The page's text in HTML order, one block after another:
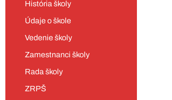
História školy
Údaje o škole
Vedenie školy
Zamestnanci školy
Rada školy
ZRPŠ